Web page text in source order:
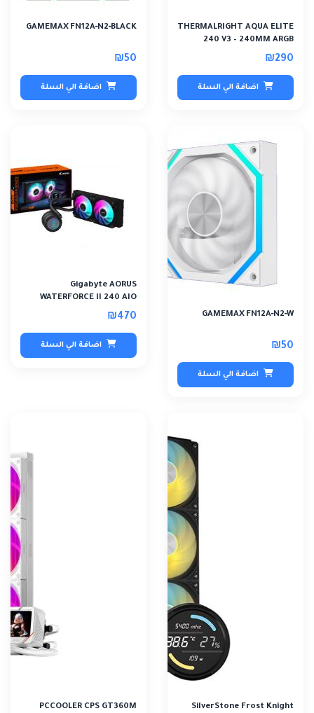
THERMALRIGHT AQUA ELITE
240 V3 – 240MM ARGB
LIQUID CPU COOLE..
₪290
اضافة الي السلة
GAMEMAX FN12A‑N2‑BLACK
₪50
اضافة الي السلة
GAMEMAX FN12A‑N2‑W
₪50
اضافة الي السلة
Gigabyte AORUS
WATERFORCE II 240 AIO
240mm ARGB
₪470
اضافة الي السلة
SilverStone Frost Knight
PCCOOLER CPS GT360M